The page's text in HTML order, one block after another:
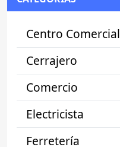
Centro Comercial
Cerrajero
Comercio
Electricista
Ferretería